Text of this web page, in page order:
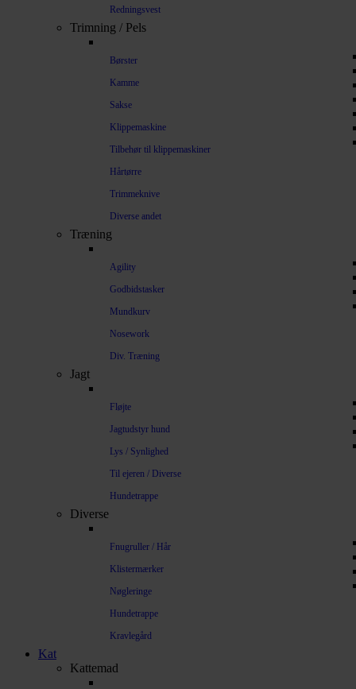
Redningsvest
Trimning / Pels
Børster
Kamme
Sakse
Klippemaskine
Tilbehør til klippemaskiner
Hårtørre
Trimmeknive
Diverse andet
Træning
Agility
Godbidstasker
Mundkurv
Nosework
Div. Træning
Jagt
Fløjte
Jagtudstyr hund
Lys / Synlighed
Til ejeren / Diverse
Hundetrappe
Diverse
Fnugruller / Hår
Klistermærker
Nøgleringe
Hundetrappe
Kravlegård
Kat
Kattemad